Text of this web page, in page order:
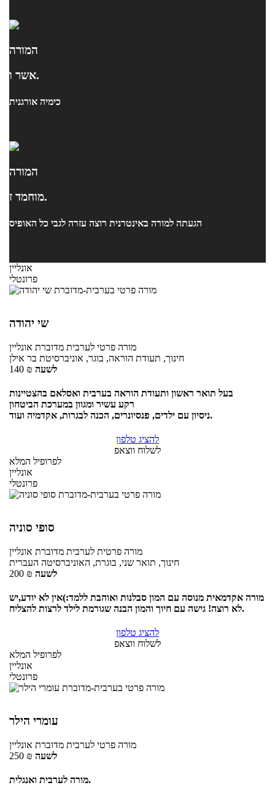
המורה
אשר ו.
כימיה אורגנית
המורה
מוחמד ז.
הגעתה למורה באינטרנית רוצה עזרה לגבי כל האופיס
אונליין
פרונטלי
שי יהודה
מורה פרטי לערבית מדוברת אונליין
חינוך, תעודת הוראה, בוגר, אוניברסיטת בר אילן
140 ₪ לשעה
בעל תואר ראשון ותעודת הוראה בערבית ואסלאם בהצטיינות
רקע עשיר ומגוון במערכת הביטחון
ניסיון עם ילדים, פנסיונרים, הכנה לבגרות, אקדמיה ועוד.
להציג טלפון
לשלוח ווצאפ
לפרופיל המלא
אונליין
פרונטלי
סופי סוניה
מורה פרטית לערבית מדוברת אונליין
חינוך, תואר שני, בוגרת, האוניברסיטה העברית
200 ₪ לשעה
מורה אקדמאית מנוסה עם המון סבלנות ואוהבת ללמד:)אין לא יודע,יש
לא רוצה! גישה עם חיוך והמון הבנה שגורמת לילד לרצות להצליח.
להציג טלפון
לשלוח ווצאפ
לפרופיל המלא
אונליין
פרונטלי
עומרי הילר
מורה פרטי לערבית מדוברת אונליין
250 ₪ לשעה
מורה לערבית ואנגלית.